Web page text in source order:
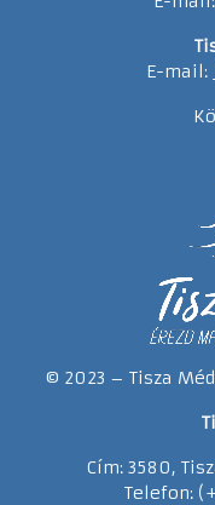
E-mail:
© 2023 – Tisza
Cím: 3580,
Telefon: